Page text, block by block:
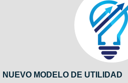
NUEVO MODELO DE UTILIDAD